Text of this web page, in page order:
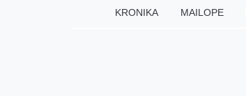
KRONIKA
MAILOPE